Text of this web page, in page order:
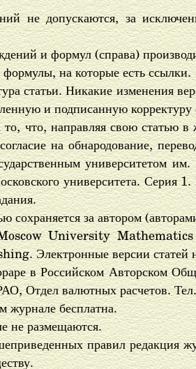
не допускаются, за
и формул (справа)
на которые есть ссылки.
статьи. Никакие изменения
и подписанную
что, направляя свою статью
на обнародование,
университетом
университета.
сохраняется за автором
University
Электронные версии статей
в Российском Авторском
Отдел валютных расчетов.
журнале бесплатна.
не размещаются.
правил редакция